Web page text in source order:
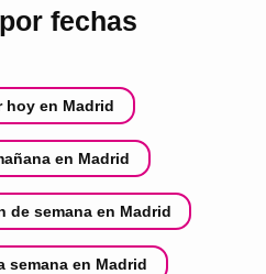
fechas
hoy en Madrid
en Madrid
de semana en Madrid
semana en Madrid